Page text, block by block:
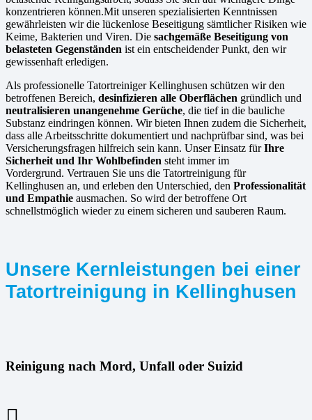
konzentrieren können.Mit unseren spezialisierten Kenntnissen
gewährleisten wir die lückenlose Beseitigung sämtlicher Risiken wie
Keime, Bakterien und Viren. Die sachgemäße Beseitigung von
belasteten Gegenständen ist ein entscheidender Punkt, den wir
gewissenhaft erledigen.
Als professionelle Tatortreiniger Kellinghusen schützen wir den
betroffenen Bereich, desinfizieren alle Oberflächen gründlich und
neutralisieren unangenehme Gerüche, die tief in die bauliche
Substanz eindringen können. Wir bieten Ihnen zudem die Sicherheit,
dass alle Arbeitsschritte dokumentiert und nachprüfbar sind, was bei
Versicherungsfragen hilfreich sein kann. Unser Einsatz fürIhre
Sicherheit und Ihr Wohlbefinden steht immer im
Vordergrund. Vertrauen Sie uns die Tatortreinigung für
Kellinghusen an, und erleben den Unterschied, den Professionalität
und Empathie ausmachen. So wird der betroffene Ort
schnellstmöglich wieder zu einem sicheren und sauberen Raum.
Unsere Kernleistungen bei einer
Tatortreinigung in Kellinghusen
Reinigung nach Mord, Unfall oder Suizid